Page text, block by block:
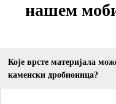
нашем
Које врсте материјала
каменски дробионица?